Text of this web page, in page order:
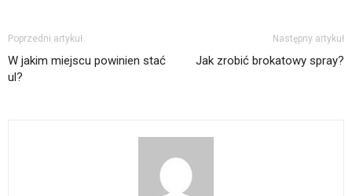
Poprzedni artykuł
W jakim miejscu powinien stać
ul?
Następny artykuł
Jak zrobić brokatowy spray?